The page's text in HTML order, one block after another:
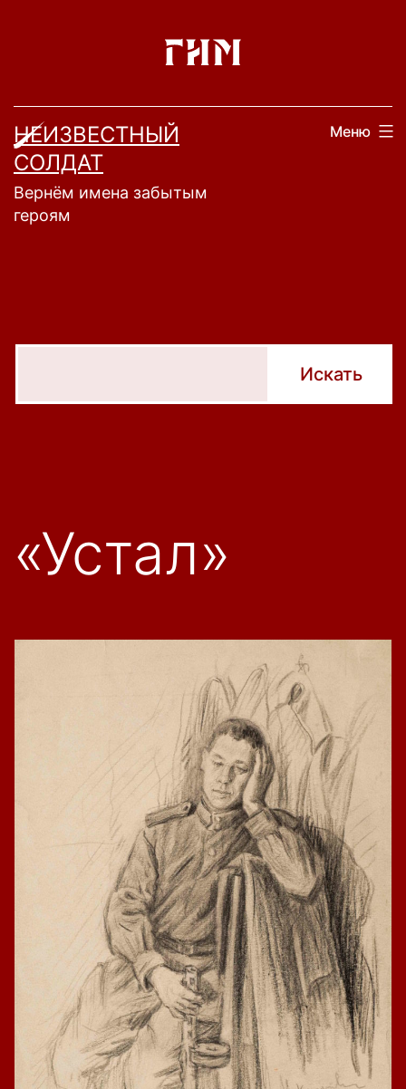
НЕИЗВЕСТНЫЙ
СОЛДАТ
Вернём имена забытым
героям
Меню
«Устал»